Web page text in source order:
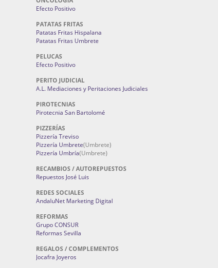
Efecto Positivo
PATATAS FRITAS
Patatas Fritas Hispalana
Patatas Fritas Umbrete
PELUCAS
Efecto Positivo
PERITO JUDICIAL
A.L. Mediaciones y Peritaciones Judiciales
PIROTECNIAS
Pirotecnia San Bartolomé
PIZZERÍAS
Pizzería Treviso
Pizzería Umbrete(Umbrete)
Pizzería Umbría(Umbrete)
RECAMBIOS / AUTOREPUESTOS
Repuestos José Luis
REDES SOCIALES
AndaluNet Marketing Digital
REFORMAS
Grupo CONSUR
Reformas Sevilla
REGALOS / COMPLEMENTOS
Jocafra Joyeros